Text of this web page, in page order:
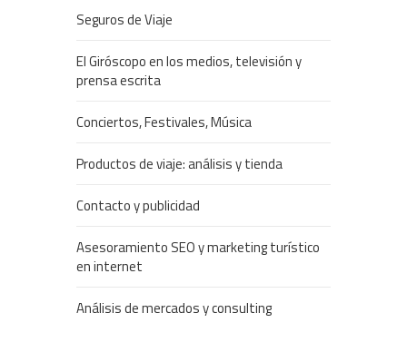
Seguros de Viaje
El Giróscopo en los medios, televisión y
prensa escrita
Conciertos, Festivales, Música
Productos de viaje: análisis y tienda
Contacto y publicidad
Asesoramiento SEO y marketing turístico
en internet
Análisis de mercados y consulting